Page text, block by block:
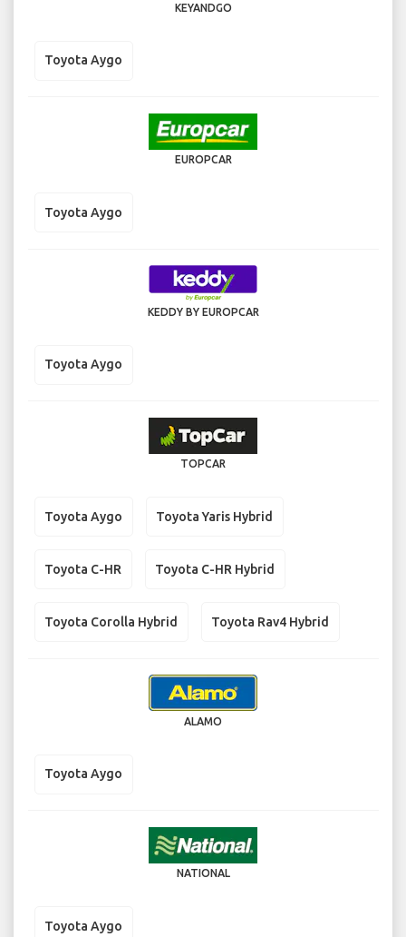
KEYANDGO
Toyota Aygo
EUROPCAR
Toyota Aygo
KEDDY BY EUROPCAR
Toyota Aygo
TOPCAR
Toyota Aygo Toyota Yaris Hybrid
Toyota C-HR Toyota C-HR Hybrid
Toyota Corolla Hybrid Toyota Rav4 Hybrid
ALAMO
Toyota Aygo
NATIONAL
Toyota Aygo